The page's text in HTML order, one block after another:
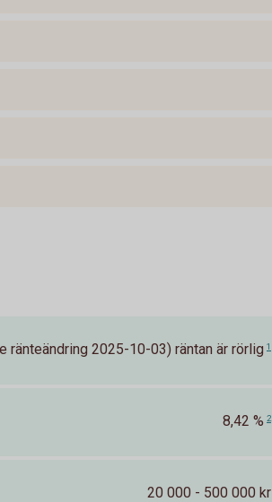
ränteändring 2025-10-03) räntan är rörlig 1
8,42 % 2
20 000 - 500 000 kr